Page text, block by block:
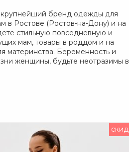
крупнейший бренд одежды для
в Ростове (Ростов-на-Дону) и на
стильную повседневную и
мам, товары в роддом и на
материнства. Беременность и
женщины, будьте неотразимы в